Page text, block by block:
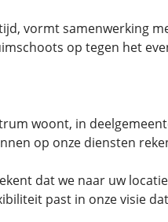
vormt samenwerking
op tegen het
woont, in
op onze diensten
dat we naar uw
past in onze visie